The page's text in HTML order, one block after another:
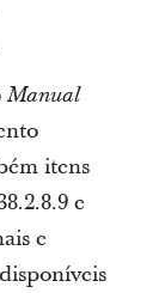
Manual
itens
e
e